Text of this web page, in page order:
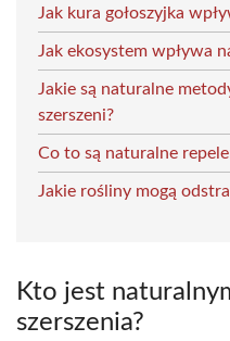
Jak kura gołoszyjka
Jak ekosystem wpływa
Jakie są naturalne
szerszeni?
Co to są naturalne
Jakie rośliny mogą
Kto jest
szerszenia?